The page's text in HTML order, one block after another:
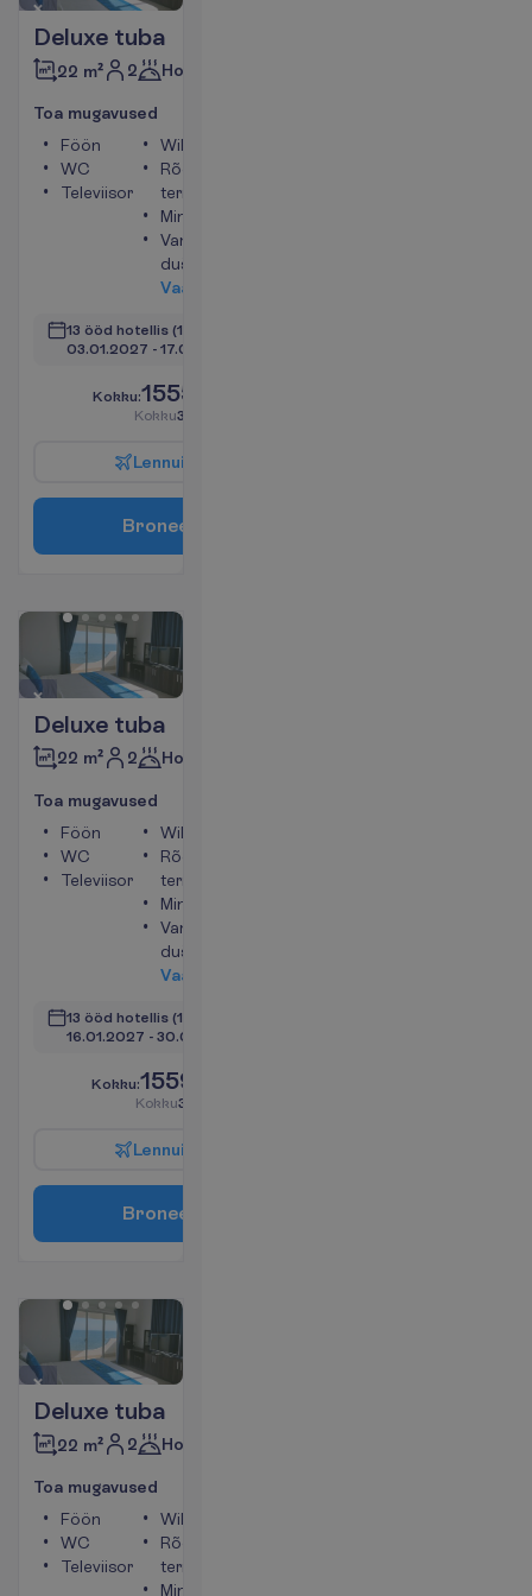
Deluxe tuba
22 m² 2 Hommikusöök
Toa mugavused
Föön
WC
Televiisor
WiFi
Rõdu või
terrass
Minikülmik
Vann või
dušš
Vaa
13 ööd hotellis (15 ööd kokku)
03.01.2027 - 17.01.2027
Kokku:1555.00
Kokku3110.00
Lennui
Bronee
Deluxe tuba
22 m² 2 Hommikusöök
Toa mugavused
Föön
WC
Televiisor
WiFi
Rõdu või
terrass
Minikülmik
Vann või
dušš
Vaa
13 ööd hotellis (15 ööd kokku)
16.01.2027 - 30.01.2027
Kokku:1559.00
Kokku3118.00
Lennui
Bronee
Deluxe tuba
22 m² 2 Hommikusöök
Toa mugavused
Föön
WC
Televiisor
WiFi
Rõdu või
terrass
Minikülmik